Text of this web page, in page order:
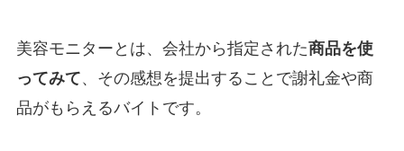
美容モニターとは、会社から指定された商品を使
ってみて、その感想を提出することで謝礼金や商
品がもらえるバイトです。